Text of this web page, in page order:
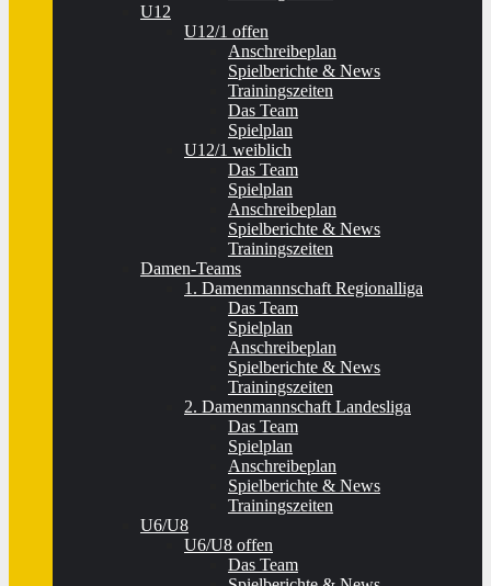
U12
U12/1 offen
Anschreibeplan
Spielberichte & News
Trainingszeiten
Das Team
Spielplan
U12/1 weiblich
Das Team
Spielplan
Anschreibeplan
Spielberichte & News
Trainingszeiten
Damen-Teams
1. Damenmannschaft Regionalliga
Das Team
Spielplan
Anschreibeplan
Spielberichte & News
Trainingszeiten
2. Damenmannschaft Landesliga
Das Team
Spielplan
Anschreibeplan
Spielberichte & News
Trainingszeiten
U6/U8
U6/U8 offen
Das Team